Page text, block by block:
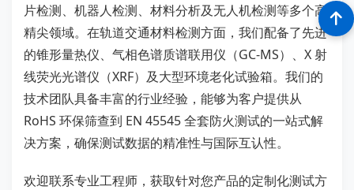
片检测、机器人检测、材料分析及无人机检测等多个高
精尖领域。在轨道交通材料检测方面，我们配备了先进
的锥形量热仪、气相色谱质谱联用仪（GC-MS）、X 射
线荧光光谱仪（XRF）及大型环境老化试验箱。我们的
技术团队具备丰富的行业经验，能够为客户提供从
RoHS 环保筛查到 EN 45545 全套防火测试的一站式解
决方案，确保测试数据的精准性与国际互认性。
欢迎联系专业工程师，获取针对您产品的定制化测试方